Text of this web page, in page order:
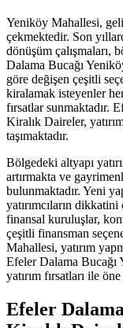
Yeniköy Mahallesi,
çekmektedir. Son
dönüşüm çalışmaları,
Dalama Bucağı
göre değişen çeşitli
kiralamak isteyenler
fırsatlar sunmaktadır.
Kiralık Daireler,
taşımaktadır.
Bölgedeki altyapı
artırmakta ve
bulunmaktadır. Yeni
yatırımcıların
finansal kuruluşlar,
çeşitli finansman
Mahallesi, yatırım
Efeler Dalama
yatırım fırsatları ile
Efeler